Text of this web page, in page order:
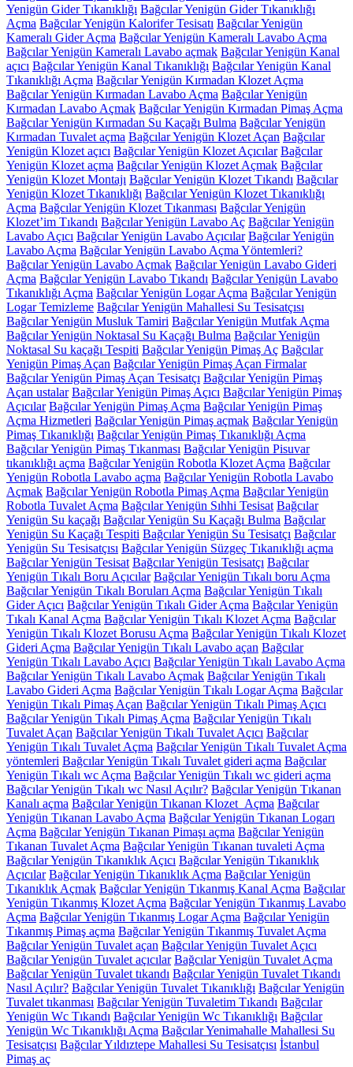
Yenigün Gider Tıkanıklığı Bağcılar Yenigün Gider Tıkanıklığı
Açma Bağcılar Yenigün Kalorifer Tesisatı Bağcılar Yenigün
Kameralı Gider Açma Bağcılar Yenigün Kameralı Lavabo Açma
Bağcılar Yenigün Kameralı Lavabo açmak Bağcılar Yenigün Kanal
açıcı Bağcılar Yenigün Kanal Tıkanıklığı Bağcılar Yenigün Kanal
Tıkanıklığı Açma Bağcılar Yenigün Kırmadan Klozet Açma
Bağcılar Yenigün Kırmadan Lavabo Açma Bağcılar Yenigün
Kırmadan Lavabo Açmak Bağcılar Yenigün Kırmadan Pimaş Açma
Bağcılar Yenigün Kırmadan Su Kaçağı Bulma Bağcılar Yenigün
Kırmadan Tuvalet açma Bağcılar Yenigün Klozet Açan Bağcılar
Yenigün Klozet açıcı Bağcılar Yenigün Klozet Açıcılar Bağcılar
Yenigün Klozet açma Bağcılar Yenigün Klozet Açmak Bağcılar
Yenigün Klozet Montajı Bağcılar Yenigün Klozet Tıkandı Bağcılar
Yenigün Klozet Tıkanıklığı Bağcılar Yenigün Klozet Tıkanıklığı
Açma Bağcılar Yenigün Klozet Tıkanması Bağcılar Yenigün
Klozet’im Tıkandı Bağcılar Yenigün Lavabo Aç Bağcılar Yenigün
Lavabo Açıcı Bağcılar Yenigün Lavabo Açıcılar Bağcılar Yenigün
Lavabo Açma Bağcılar Yenigün Lavabo Açma Yöntemleri?
Bağcılar Yenigün Lavabo Açmak Bağcılar Yenigün Lavabo Gideri
Açma Bağcılar Yenigün Lavabo Tıkandı Bağcılar Yenigün Lavabo
Tıkanıklığı Açma Bağcılar Yenigün Logar Açma Bağcılar Yenigün
Logar Temizleme Bağcılar Yenigün Mahallesi Su Tesisatçısı
Bağcılar Yenigün Musluk Tamiri Bağcılar Yenigün Mutfak Açma
Bağcılar Yenigün Noktasal Su Kaçağı Bulma Bağcılar Yenigün
Noktasal Su kaçağı Tespiti Bağcılar Yenigün Pimaş Aç Bağcılar
Yenigün Pimaş Açan Bağcılar Yenigün Pimaş Açan Firmalar
Bağcılar Yenigün Pimaş Açan Tesisatçı Bağcılar Yenigün Pimaş
Açan ustalar Bağcılar Yenigün Pimaş Açıcı Bağcılar Yenigün Pimaş
Açıcılar Bağcılar Yenigün Pimaş Açma Bağcılar Yenigün Pimaş
Açma Hizmetleri Bağcılar Yenigün Pimaş açmak Bağcılar Yenigün
Pimaş Tıkanıklığı Bağcılar Yenigün Pimaş Tıkanıklığı Açma
Bağcılar Yenigün Pimaş Tıkanması Bağcılar Yenigün Pisuvar
tıkanıklığı açma Bağcılar Yenigün Robotla Klozet Açma Bağcılar
Yenigün Robotla Lavabo açma Bağcılar Yenigün Robotla Lavabo
Açmak Bağcılar Yenigün Robotla Pimaş Açma Bağcılar Yenigün
Robotla Tuvalet Açma Bağcılar Yenigün Sıhhi Tesisat Bağcılar
Yenigün Su kaçağı Bağcılar Yenigün Su Kaçağı Bulma Bağcılar
Yenigün Su Kaçağı Tespiti Bağcılar Yenigün Su Tesisatçı Bağcılar
Yenigün Su Tesisatçısı Bağcılar Yenigün Süzgeç Tıkanıklığı açma
Bağcılar Yenigün Tesisat Bağcılar Yenigün Tesisatçı Bağcılar
Yenigün Tıkalı Boru Açıcılar Bağcılar Yenigün Tıkalı boru Açma
Bağcılar Yenigün Tıkalı Boruları Açma Bağcılar Yenigün Tıkalı
Gider Açıcı Bağcılar Yenigün Tıkalı Gider Açma Bağcılar Yenigün
Tıkalı Kanal Açma Bağcılar Yenigün Tıkalı Klozet Açma Bağcılar
Yenigün Tıkalı Klozet Borusu Açma Bağcılar Yenigün Tıkalı Klozet
Gideri Açma Bağcılar Yenigün Tıkalı Lavabo açan Bağcılar
Yenigün Tıkalı Lavabo Açıcı Bağcılar Yenigün Tıkalı Lavabo Açma
Bağcılar Yenigün Tıkalı Lavabo Açmak Bağcılar Yenigün Tıkalı
Lavabo Gideri Açma Bağcılar Yenigün Tıkalı Logar Açma Bağcılar
Yenigün Tıkalı Pimaş Açan Bağcılar Yenigün Tıkalı Pimaş Açıcı
Bağcılar Yenigün Tıkalı Pimaş Açma Bağcılar Yenigün Tıkalı
Tuvalet Açan Bağcılar Yenigün Tıkalı Tuvalet Açıcı Bağcılar
Yenigün Tıkalı Tuvalet Açma Bağcılar Yenigün Tıkalı Tuvalet Açma
yöntemleri Bağcılar Yenigün Tıkalı Tuvalet gideri açma Bağcılar
Yenigün Tıkalı wc Açma Bağcılar Yenigün Tıkalı wc gideri açma
Bağcılar Yenigün Tıkalı wc Nasıl Açılır? Bağcılar Yenigün Tıkanan
Kanalı açma Bağcılar Yenigün Tıkanan Klozet Açma Bağcılar
Yenigün Tıkanan Lavabo Açma Bağcılar Yenigün Tıkanan Logarı
Açma Bağcılar Yenigün Tıkanan Pimaşı açma Bağcılar Yenigün
Tıkanan Tuvalet Açma Bağcılar Yenigün Tıkanan tuvaleti Açma
Bağcılar Yenigün Tıkanıklık Açıcı Bağcılar Yenigün Tıkanıklık
Açıcılar Bağcılar Yenigün Tıkanıklık Açma Bağcılar Yenigün
Tıkanıklık Açmak Bağcılar Yenigün Tıkanmış Kanal Açma Bağcılar
Yenigün Tıkanmış Klozet Açma Bağcılar Yenigün Tıkanmış Lavabo
Açma Bağcılar Yenigün Tıkanmış Logar Açma Bağcılar Yenigün
Tıkanmış Pimaş açma Bağcılar Yenigün Tıkanmış Tuvalet Açma
Bağcılar Yenigün Tuvalet açan Bağcılar Yenigün Tuvalet Açıcı
Bağcılar Yenigün Tuvalet açıcılar Bağcılar Yenigün Tuvalet Açma
Bağcılar Yenigün Tuvalet tıkandı Bağcılar Yenigün Tuvalet Tıkandı
Nasıl Açılır? Bağcılar Yenigün Tuvalet Tıkanıklığı Bağcılar Yenigün
Tuvalet tıkanması Bağcılar Yenigün Tuvaletim Tıkandı Bağcılar
Yenigün Wc Tıkandı Bağcılar Yenigün Wc Tıkanıklığı Bağcılar
Yenigün Wc Tıkanıklığı Açma Bağcılar Yenimahalle Mahallesi Su
Tesisatçısı Bağcılar Yıldıztepe Mahallesi Su Tesisatçısı İstanbul
Pimaş aç